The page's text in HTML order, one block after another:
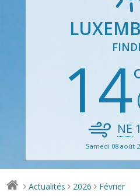
14
NE
Samedi 08 août
> Actualités > 2026 > Février